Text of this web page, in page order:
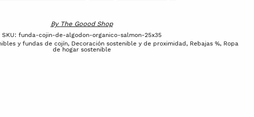
By The Goood Shop
SKU: funda-cojin-de-algodon-organico-salmon-25x35
y fundas de cojín, Decoración sostenible y de proximidad, Rebajas %, Ropa
de hogar sostenible